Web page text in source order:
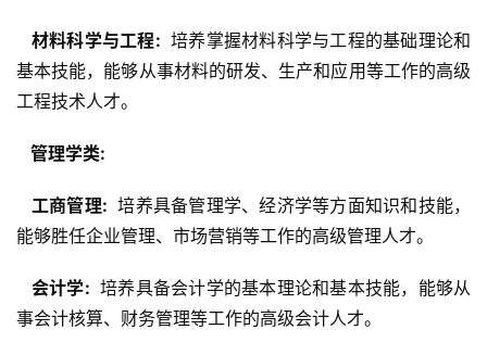
  材料科学与工程:
培养掌握材料科学与工程的基础理论和
基本技能，能够从事材料的研发、生产和应用等工作的高级
工程技术人才。
  管理学类:
  工商管理:
培养具备管理学、经济学等方面知识和技能，
能够胜任企业管理、市场营销等工作的高级管理人才。
  会计学:
培养具备会计学的基本理论和基本技能，能够从
事会计核算、财务管理等工作的高级会计人才。